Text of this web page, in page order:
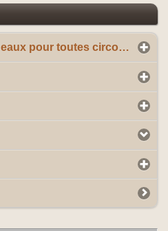
Spécial fêtes idées cadeaux pour toutes circonstances